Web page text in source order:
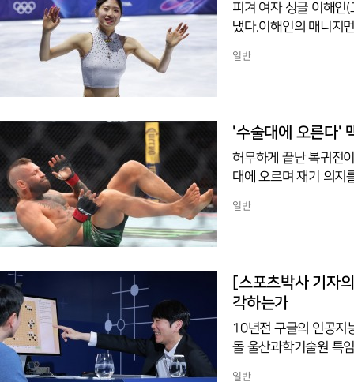
피겨 여자 싱글 이해인
냈다.이해인의 매니지
개츠비' OST 세 곡을
와 손잡고 '서클스'로
일반
'수술대에 오른다'
허무하게 끝난 복귀전
대에 오르며 재기 의지
며 옥타곤 복귀를 향한
과정에서 무릎이 심하
일반
[스포츠박사 기자
각하는가
10년전 구글의 인공지
돌 울산과학기술원 특
일반